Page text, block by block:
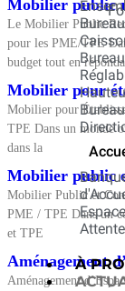
Bureau
Bureau
Espace
Attente
À
Mobilier public
Le Mobilier Public
pour les PME/TPE
budget tout en
Mobilier pour
Mobilier pour
TPE Dans un monde
dans la
Mobilier public
Mobilier Public et
PME / TPE Dans un
et TPE
Aménagement
Aménagement